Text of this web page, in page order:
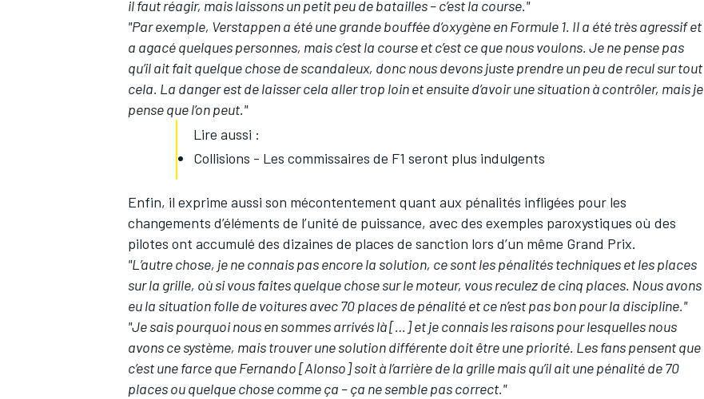
AUTRES CHAMPIONNATS
il faut réagir, mais laissons un petit peu de batailles – c’est la course."
"Par exemple, Verstappen a été une grande bouffée d’oxygène en Formule 1. Il a été très agressif et
a agacé quelques personnes, mais c’est la course et c’est ce que nous voulons. Je ne pense pas
qu’il ait fait quelque chose de scandaleux, donc nous devons juste prendre un peu de recul sur tout
cela. La danger est de laisser cela aller trop loin et ensuite d’avoir une situation à contrôler, mais je
pense que l’on peut."
Lire aussi :
Collisions - Les commissaires de F1 seront plus indulgents
Enfin, il exprime aussi son mécontentement quant aux pénalités infligées pour les
changements d’éléments de l’unité de puissance, avec des exemples paroxystiques où des
pilotes ont accumulé des dizaines de places de sanction lors d’un même Grand Prix.
"L’autre chose, je ne connais pas encore la solution, ce sont les pénalités techniques et les places
sur la grille, où si vous faites quelque chose sur le moteur, vous reculez de cinq places. Nous avons
eu la situation folle de voitures avec 70 places de pénalité et ce n’est pas bon pour la discipline."
"Je sais pourquoi nous en sommes arrivés là […] et je connais les raisons pour lesquelles nous
avons ce système, mais trouver une solution différente doit être une priorité. Les fans pensent que
c’est une farce que Fernando [Alonso] soit à l’arrière de la grille mais qu’il ait une pénalité de 70
places ou quelque chose comme ça – ça ne semble pas correct."